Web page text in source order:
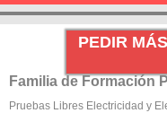
PEDIR
Familia de Formación
Pruebas Libres Electricidad y